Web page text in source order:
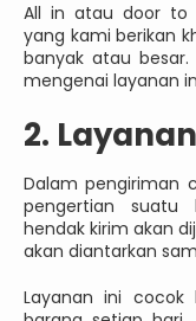
All in atau door to
yang kami berikan
banyak atau
mengenai layanan
2.
Dalam pengiriman
pengertian suatu
hendak kirim akan
akan diantarkan
Layanan ini cocok